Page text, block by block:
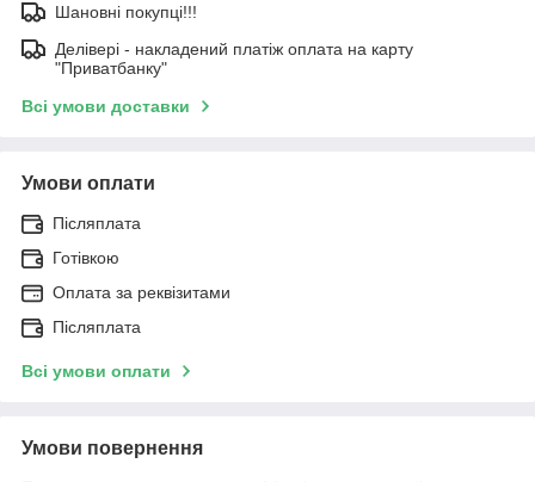
Шановні покупці!!!
Делівері - накладений платіж оплата на карту
"Приватбанку"
Всі умови доставки
Умови оплати
Післяплата
Готівкою
Оплата за реквізитами
Післяплата
Всі умови оплати
Умови повернення